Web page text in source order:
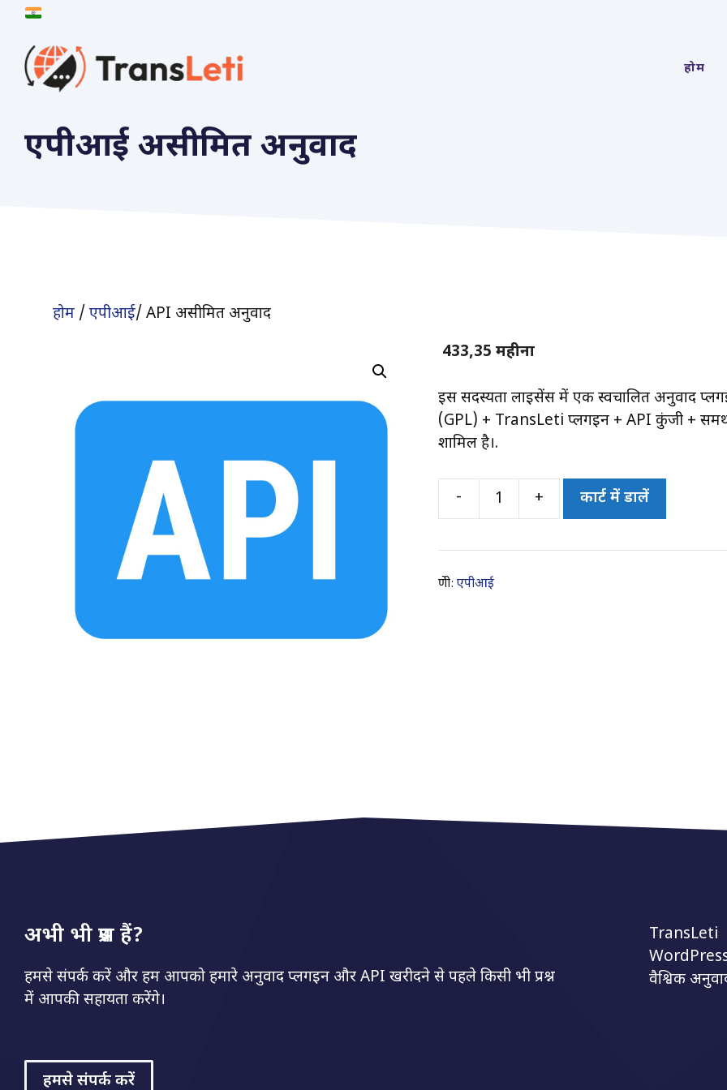
सामग्री
होम
एपीआई असीमित अनुवाद
होम / एपीआई/ API असीमित अनुवाद
433,35 महीना
इस सदस्यता लाइसेंस में एक स्वचालित अनुवाद
(GPL) + TransLeti प्लगइन + API कुंजी +
शामिल है।.
-
translations
मात्रा
+ कार्ट में डालें
श्रेणी:एपीआई
अभी भी प्रश्न हैं?
हमसे संपर्क करें और हम आपको हमारे अनुवाद प्लगइन और API खरीदने से पहले किसी भी प्रश्न
में आपकी सहायता करेंगे।
हमसे संपर्क करें
TransLeti
वैश्विक